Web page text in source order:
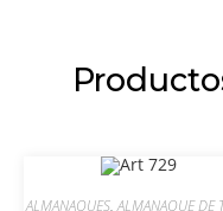
ALMANAQUES,ALMANAQUE DE